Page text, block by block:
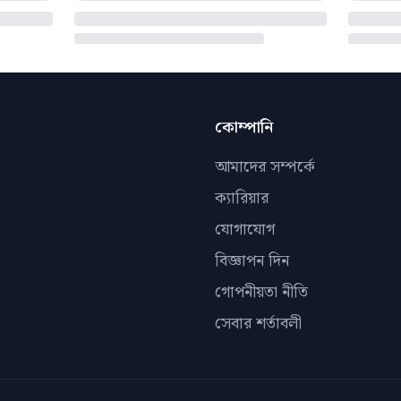
কোম্পানি
আমাদের সম্পর্কে
ক্যারিয়ার
যোগাযোগ
বিজ্ঞাপন দিন
গোপনীয়তা নীতি
সেবার শর্তাবলী